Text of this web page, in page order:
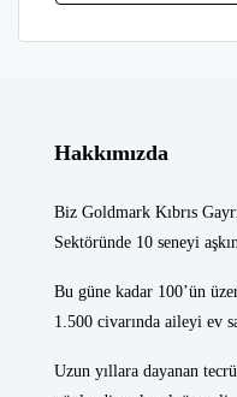
Hakkımızda
Biz Goldmark Kıbrıs
Sektöründe 10 seneyi
Bu güne kadar 100’ün
1.500 civarında aileyi ev
Uzun yıllara dayanan